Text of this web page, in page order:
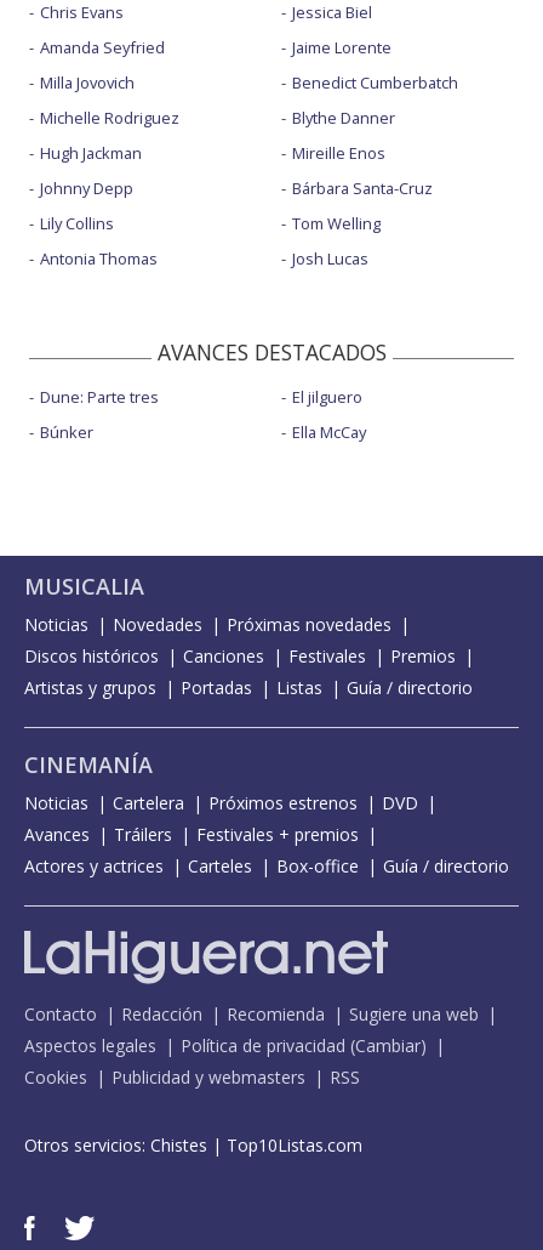
Chris Evans
Amanda Seyfried
Milla Jovovich
Michelle Rodriguez
Hugh Jackman
Johnny Depp
Lily Collins
Antonia Thomas
Jessica Biel
Jaime Lorente
Benedict Cumberbatch
Blythe Danner
Mireille Enos
Bárbara Santa-Cruz
Tom Welling
Josh Lucas
AVANCES DESTACADOS
Dune: Parte tres
Búnker
El jilguero
Ella McCay
MUSICALIA
Noticias Novedades
Próximas novedades
Discos históricos
Canciones Festivales
Premios
Artistas y grupos
Portadas Listas Guía / directorio
CINEMANÍA
Noticias Cartelera Próximos estrenos
DVD
Avances
Tráilers
Festivales + premios
Actores y actrices
Carteles Box-office Guía / directorio
Contacto Redacción Recomienda
Sugiere una web
Aspectos legales
Política de privacidad (Cambiar)
Cookies
Publicidad y webmasters RSS
Otros servicios: Chistes | Top10Listas.com